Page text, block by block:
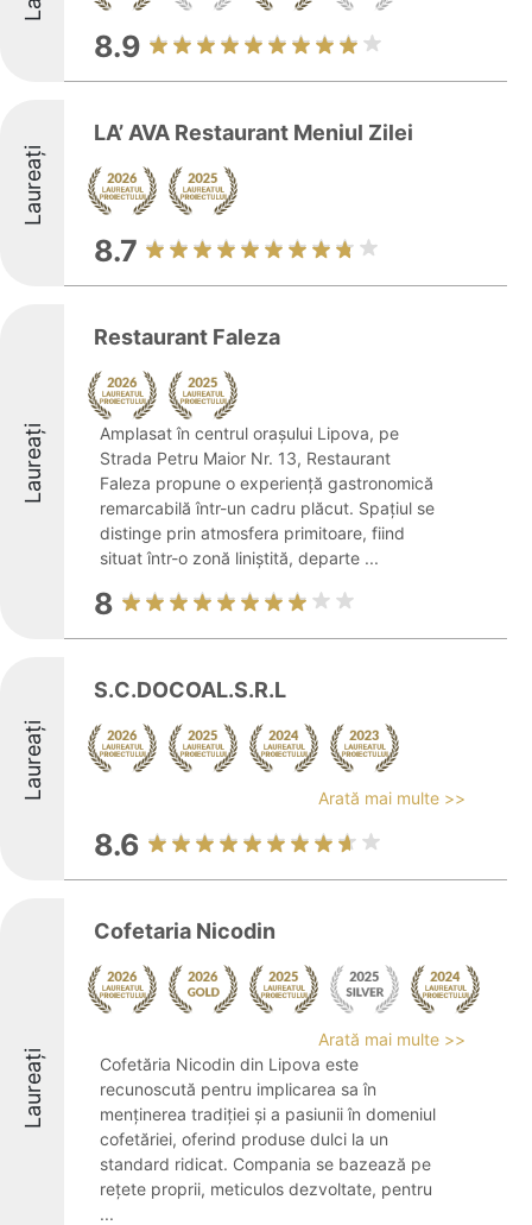
8.9
Laureați
LA’ AVA Restaurant Meniul Zilei
8.7
Laureați
Restaurant Faleza
Amplasat în centrul orașului Lipova, pe
Strada Petru Maior Nr. 13, Restaurant
Faleza propune o experiență gastronomică
remarcabilă într-un cadru plăcut. Spațiul se
distinge prin atmosfera primitoare, fiind
situat într-o zonă liniștită, departe ...
8
Laureați
S.C.DOCOAL.S.R.L
Arată mai multe >>
8.6
Laureați
Cofetaria Nicodin
Arată mai multe >>
Cofetăria Nicodin din Lipova este
recunoscută pentru implicarea sa în
menținerea tradiției și a pasiunii în domeniul
cofetăriei, oferind produse dulci la un
standard ridicat. Compania se bazează pe
rețete proprii, meticulos dezvoltate, pentru
...